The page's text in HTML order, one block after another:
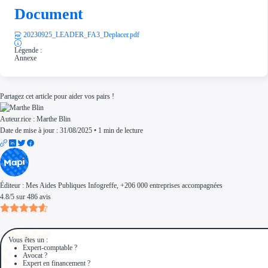
Document
20230925_LEADER_FA3_Deplacer.pdf
Légende :
Annexe
Partagez cet article pour aider vos pairs !
Auteur.rice : Marthe Blin
Date de mise à jour : 31/08/2025 • 1 min de lecture
Éditeur : Mes Aides Publiques Infogreffe, +206 000 entreprises accompagnées
4.8/5 sur 486 avis
Vous êtes un :
Expert-comptable ?
Avocat ?
Expert en financement ?